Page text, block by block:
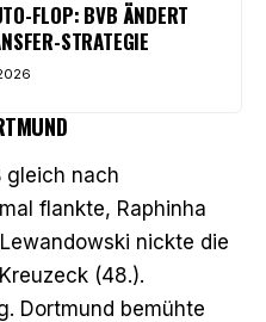
FLOP: BVB ÄNDERT
STRATEGIE
gleich nach
flankte, Raphinha
nickte die
(48.).
Dortmund bemühte